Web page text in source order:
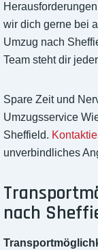
wir dich gerne bei
Umzug nach
Team steht dir
Spare Zeit und
Umzugsservice
Sheffield.
unverbindliches
nach